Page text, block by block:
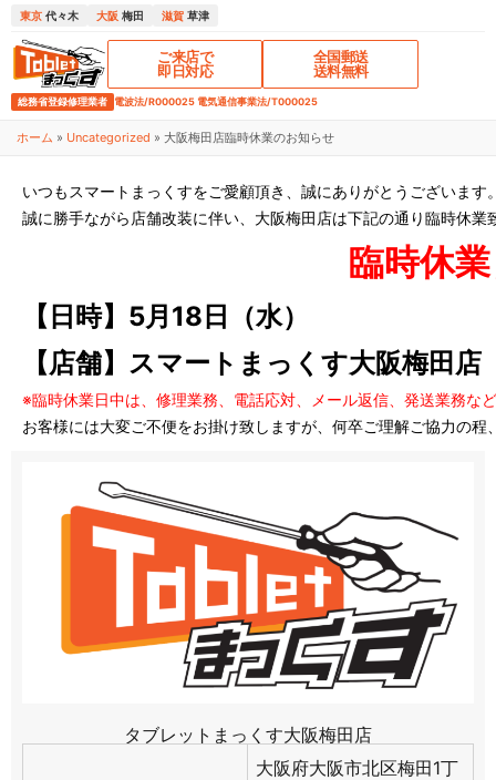
東京 代々木 大阪 梅田 滋賀 草津
ご来店で
即日対応
全国郵送
送料無料
総務省登録修理業者 電波法/R000025 電気通信事業法/T000025
ホーム » Uncategorized » 大阪梅田店臨時休業のお知らせ
いつもスマートまっくすをご愛顧頂き、誠にありがとうございます
誠に勝手ながら店舗改装に伴い、大阪梅田店は下記の通り臨時休業
臨時休
【日時】5月18日（水）
【店舗】スマートまっくす大阪梅田店
※臨時休業日中は、修理業務、電話応対、メール返信、発送業務な
お客様には大変ご不便をお掛け致しますが、何卒ご理解ご協力の程
タブレットまっくす大阪梅田店
大阪府大阪市北区梅田1丁